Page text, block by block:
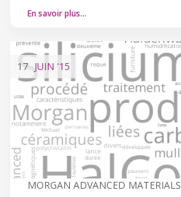
En savoir plus…
17 JUIN '15
MORGAN ADVANCED MATERIALS